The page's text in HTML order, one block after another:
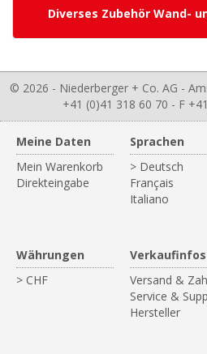
Diverses Zubehör Wand-
© 2026 - Niederberger + Co. AG -
+41 (0)41 318 60 70 - F
Meine Daten
Mein Warenkorb
Direkteingabe
Sprachen
> Deutsch
Français
Italiano
Währungen
> CHF
Verkaufinfos
Versand &
Service &
Hersteller